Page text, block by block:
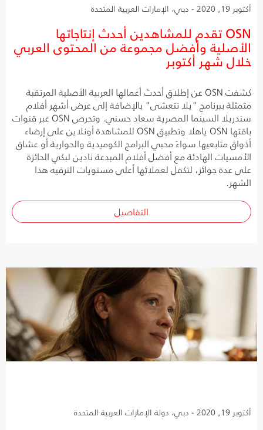
أكتوبر 19, 2020 - دبي، الإمارات العربية المتحدة
OSN تقدم للمشاهدين أحدث إنتاجاتها
الأصلية وأفضل مجموعة من المحتوى العربي
خلال شهر أكتوبر
كشفت OSN عن إطلاق أحدث أعمالها العربية الأصلية المرتقبة
متمثلة ببرنامج "يلا نتعشى" بالإضافة إلى عرض أشهر أفلام
سندريلا السينما المصرية سعاد حسني. وتحرص OSN عبر قنوات
باقتها OSN ياهلا وتطبيق OSN للمشاهدة أونلاين على إرضاء
أذواق متابعيها سواءً محبي البرامج الكوميدية والحوارية أو عشاق
الأمسيات الهادئة مع أفضل أفلام المبدعة نادين لبكي الحائزة
على عدة جوائز، لتكفل لعملائها أعلى مستويات الترفيه هذا
الشهر.
التفاصيل
أكتوبر 19, 2020 - دبي، دولة الإمارات العربية المتحدة